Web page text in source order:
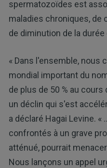
spermatozoïdes est
maladies chroniques,
de diminution de la durée
« Dans l'ensemble, nous
mondial important du
de plus de 50 % au
un déclin qui s'est
a déclaré Hagai Levine.
confrontés à un grave
atténué, pourrait
Nous lançons un appel